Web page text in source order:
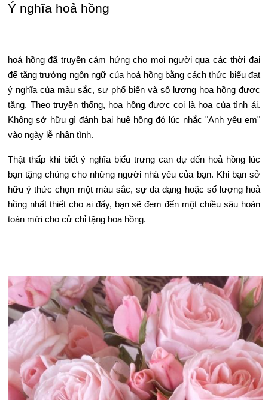
Ý nghĩa hoả hồng
hoả hồng đã truyền cảm hứng cho mọi người qua các thời đại
để tăng trưởng ngôn ngữ của hoả hồng bằng cách thức biểu đạt
ý nghĩa của màu sắc, sự phổ biến và số lượng hoa hồng được
tặng. Theo truyền thống, hoa hồng được coi là hoa của tình ái.
Không sở hữu gì đánh bại huê hồng đỏ lúc nhắc "Anh yêu em"
vào ngày lễ nhân tình.
Thật thấp khi biết ý nghĩa biểu trưng can dự đến hoả hồng lúc
bạn tặng chúng cho những người nhà yêu của bạn. Khi bạn sở
hữu ý thức chọn một màu sắc, sự đa dạng hoặc số lượng hoả
hồng nhất thiết cho ai đấy, bạn sẽ đem đến một chiều sâu hoàn
toàn mới cho cử chỉ tặng hoa hồng.